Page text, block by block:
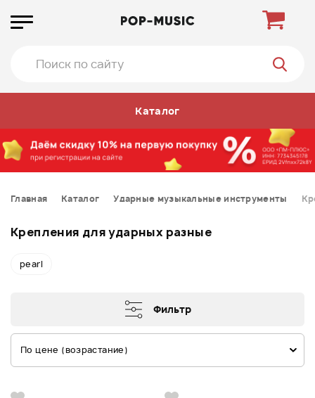
Каталог
Главная Каталог Ударные музыкальные инструменты
Крепления для ударных разные
pearl
Фильтр
По цене (возрастание)